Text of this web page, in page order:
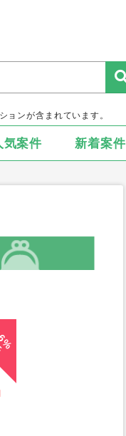
ョンが含まれています。
気案件 新着案件